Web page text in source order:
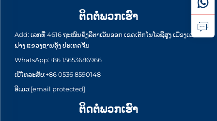
ຕິດຕໍ່ພວກເຮົາ
Add: ເລກທີ່ 4616 ຖະໜົນຊຶງລີຕາເວັນອອກ ເຂດເຕັກໂນໂລຊີສູງ ເມືອງເວຍ
ຟາງ ແຂວງຊານຕຸ້ງ ປະເທດຈີນ
WhatsApp:+86 15653686966
ເບີໂທລະສັບ:+86 0536 8590148
ອີເມວ:[email protected]
ຕິດຕໍ່ພວກເຮົາ